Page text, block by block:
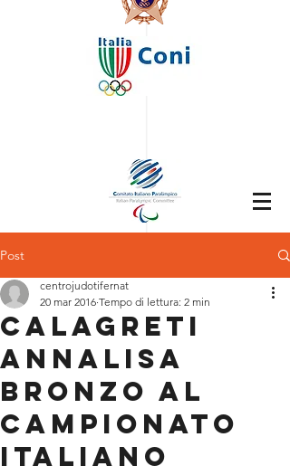
Post
CALAGRETI
ANNALISA
Bronzo al
Campionato
Italiano
centrojudotifernat
20 mar 2016 Tempo di lettura: 2 min